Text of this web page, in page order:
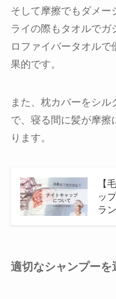
そして摩擦でもダメー
ライの際もタオルでガ
ロファイバータオル
果的です。
また、枕カバーをシル
で、寝る間に髪が摩擦
ります。
【
ッ
ラ
適切なシャンプーを